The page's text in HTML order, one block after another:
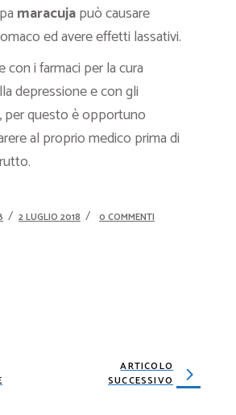
maracujapuò causare
ed avere effetti lassativi.
con i farmaci per la cura
depressione e con gli
per questo è opportuno
al proprio medico prima di
2 LUGLIO 2018 0 COMMENTI
ARTICOLO
SUCCESSIVO